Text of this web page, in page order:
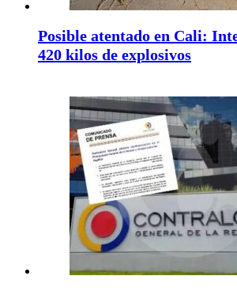
Posible atentado en Cali:
420 kilos de explosivos